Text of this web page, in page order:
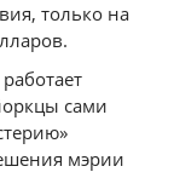
только на
сами
мэрии